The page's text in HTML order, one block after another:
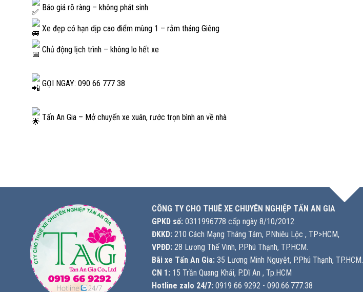
Báo giá rõ ràng – không phát sinh
Xe đẹp có hạn dịp cao điểm mùng 1 – rằm tháng Giêng
Chủ động lịch trình – không lo hết xe
GỌI NGAY: 090 66 777 38
Tấn An Gia – Mở chuyến xe xuân, rước trọn bình an về nhà
CÔNG TY CHO THUÊ XE CHUYÊN NGHIỆP TẤN AN GIA
GPKD số: 0311996778 cấp ngày 8/10/2012.
ĐKKD: 210 Cách Mạng Tháng Tám, P.Nhiêu Lộc , TP>HCM,
VPĐD: 28 Lương Thế Vinh, P.Phú Thạnh, TP.HCM.
Bãi xe Tấn An Gia: 35 Lương Minh Nguyệt, P.Phú Thạnh, TP.HCM.
CN 1: 15 Trần Quang Khải, P.Dĩ An , Tp.HCM
Hotline zalo 24/7: 0919 66 9292 - 090.66.777.38